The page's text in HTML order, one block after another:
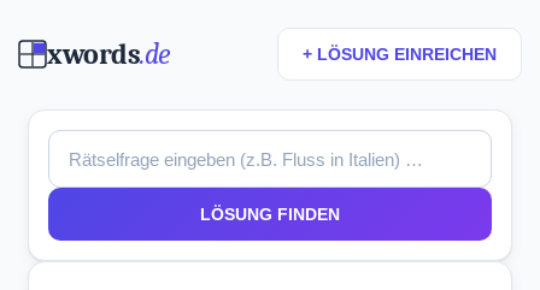
xwords.de + LÖSUNG EINREICHEN
LÖSUNG FINDEN